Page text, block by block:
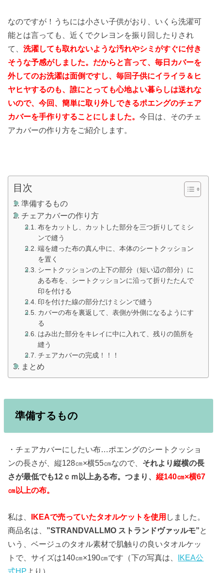
なのですが！うちには小さい子供がおり、いくら洗濯可
能とは言っても、近くでクレヨンを振り回したりされ
て、洗濯しても取れないような汚れやシミがすぐに付き
そうな予感がしました。だからと言って、毎日カバーを
外してのお洗濯は面倒ですし、毎回子供にイライラ＆ヒ
ヤヒヤするのも、誰にとっても心地よい暮らしは送れな
いので、今回、簡単に取り外しできるポエングのチェア
カバーを手作りすることにしました。今日は、そのチェ
アカバーの作り方をご紹介します。
目次
準備するもの
チェアカバーの作り方
布をカットし、カットした部分を三つ折りしてミシ
ンで縫う
端を縫った布の真ん中に、本体のシートクッション
を置く
シートクッションの上下の部分（短い辺の部分）に
ある布を、シートクッションに沿って折りたたんで
印を付ける
印を付けた線の部分だけミシンで縫う
カバーの布を裏返して、表側が外側になるようにす
る
はみ出た部分をキレイに中に入れて、残りの箇所を
縫う
チェアカバーの完成！！！
まとめ
準備するもの
・チェアカバーにしたい布…ポエングのシートクッショ
ンの長さが、縦128㎝×横55㎝なので、 それより縦横の長
さが最低でも12ｃｍ以上ある布。つまり、縦140㎝×横67
㎝以上の布。
私は、 IKEAで売っていたタオルケットを使用 しました。
商品名は、 ”STRANDVALLMO ストランドヴァッルモ”と
いう、ベージュのタオル素材で肌触りの良いタオルケッ
トで、サイズは140㎝×190㎝です（下の写真は、 IKEA公
式HP より）。